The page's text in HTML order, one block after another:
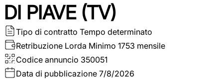
DI PIAVE (TV)
Tipo di contratto Tempo determinato
Retribuzione Lorda Minimo 1753 mensile
Codice annuncio 350051
Data di pubblicazione 7/8/2026